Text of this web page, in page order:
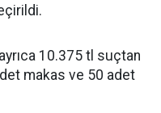
10.375 tl suçtan
makas ve 50 adet